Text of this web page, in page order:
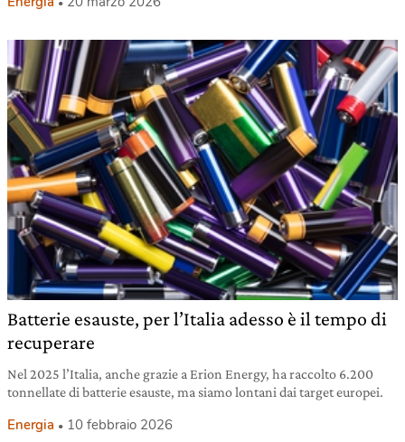
Batterie esauste, per l’Italia adesso è il tempo di
recuperare
Nel 2025 l’Italia, anche grazie a Erion Energy, ha raccolto 6.200
tonnellate di batterie esauste, ma siamo lontani dai target europei.
Energia 10 febbraio 2026